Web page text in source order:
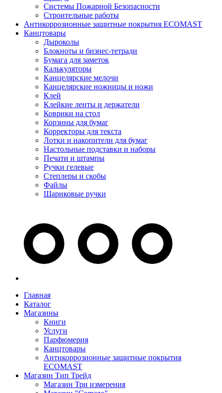
Системы Пожарной Безопасности
Строительные работы
Антикоррозионные защитные покрытия ECOMAST
Канцтовары
Дыроколы
Блокноты и бизнес-тетради
Бумага для заметок
Калькуляторы
Канцелярские мелочи
Канцелярские ножницы и ножи
Клей
Клейкие ленты и держатели
Коврики на стол
Корзины для бумаг
Корректоры для текста
Лотки и накопители для бумаг
Настольные подставки и наборы
Печати и штампы
Ручки гелевые
Степлеры и скобы
Файлы
Шариковые ручки
Главная
Каталог
Магазины
Книги
Услуги
Парфюмерия
Канцтовары
Антикоррозионные защитные покрытия
ECOMAST
Магазин Тип Трейд
Магазин Три измерения